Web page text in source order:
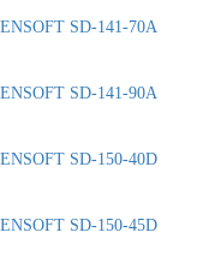
ENSOFT SD-141-70A
ENSOFT SD-141-90A
ENSOFT SD-150-40D
ENSOFT SD-150-45D